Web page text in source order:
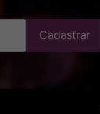
Cadastrar